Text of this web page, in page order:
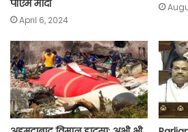
पीएम मोदी
April 6, 2024